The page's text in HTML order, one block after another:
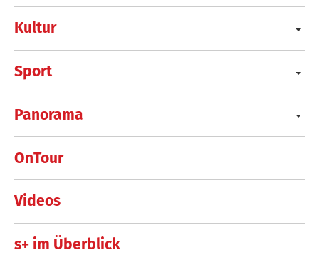
Kultur
Sport
Panorama
OnTour
Videos
s+ im Überblick